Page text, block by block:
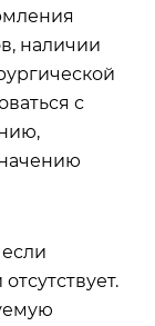
наличии
с